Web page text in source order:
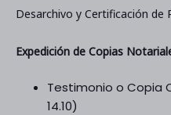
Desarchivo y Certificación de
Expedición de Copias
Testimonio o Copia
14.10)